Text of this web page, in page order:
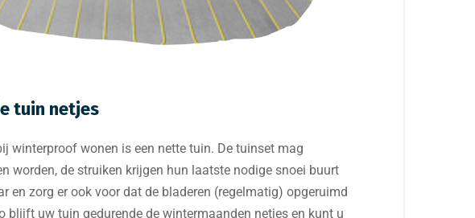
tuin netjes
bij winterproof wonen is een nette tuin. De tuinset mag
worden, de struiken krijgen hun laatste nodige snoei buurt
en zorg er ook voor dat de bladeren (regelmatig) opgeruimd
blijft uw tuin gedurende de wintermaanden netjes en kunt u